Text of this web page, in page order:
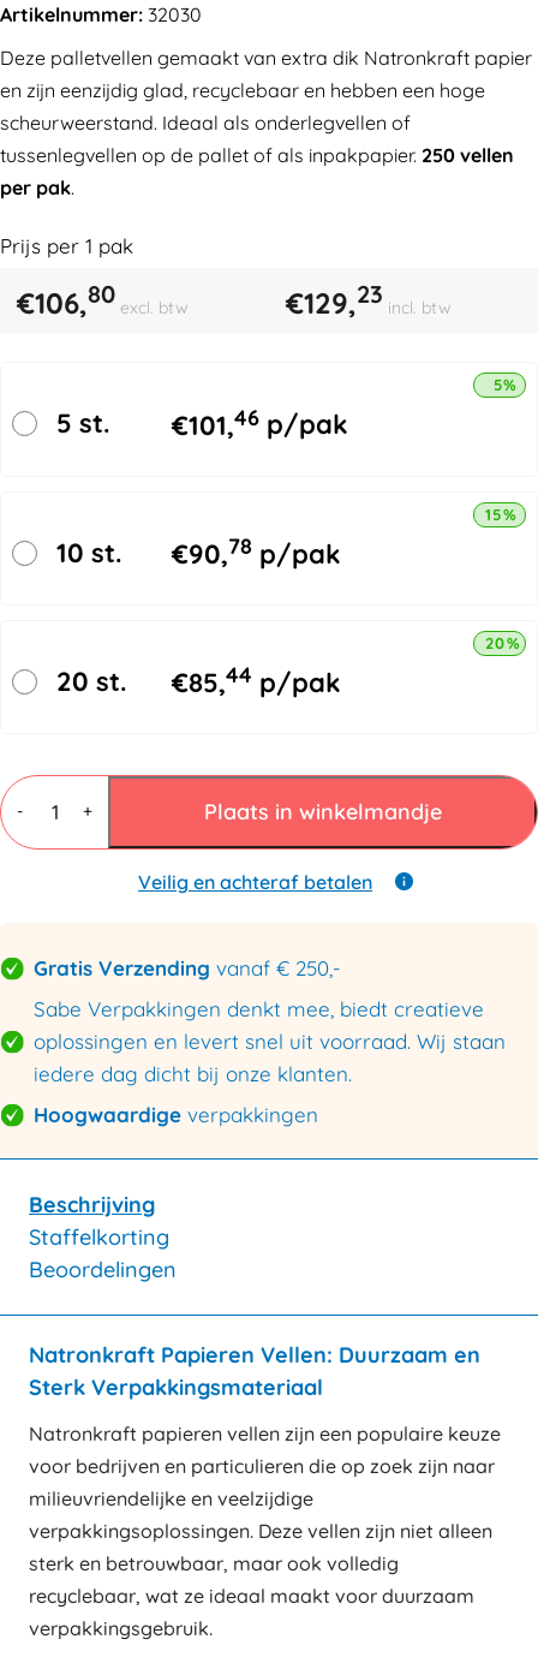
Artikelnummer: 32030
Deze palletvellen gemaakt van extra dik Natronkraft papier
en zijn eenzijdig glad, recyclebaar en hebben een hoge
scheurweerstand. Ideaal als onderlegvellen of
tussenlegvellen op de pallet of als inpakpapier. 250 vellen
per pak.
Prijs per 1 pak
€106,80 excl. btw €129,23 incl. btw
5 st. €101,46 p/pak
5%
10 st. €90,78 p/pak
15%
20 st. €85,44 p/pak
20%
-
Kraftpapier
Vel
1200x800mm
90gr/m²
+ Plaats in winkelmandje
Veilig en achteraf betalen
Gratis Verzending vanaf € 250,-
Sabe Verpakkingen denkt mee, biedt creatieve
oplossingen en levert snel uit voorraad. Wij staan
iedere dag dicht bij onze klanten.
Hoogwaardige verpakkingen
Beschrijving
Staffelkorting
Beoordelingen
Natronkraft Papieren Vellen: Duurzaam en
Sterk Verpakkingsmateriaal
Natronkraft papieren vellen zijn een populaire keuze
voor bedrijven en particulieren die op zoek zijn naar
milieuvriendelijke en veelzijdige
verpakkingsoplossingen. Deze vellen zijn niet alleen
sterk en betrouwbaar, maar ook volledig
recyclebaar, wat ze ideaal maakt voor duurzaam
verpakkingsgebruik.